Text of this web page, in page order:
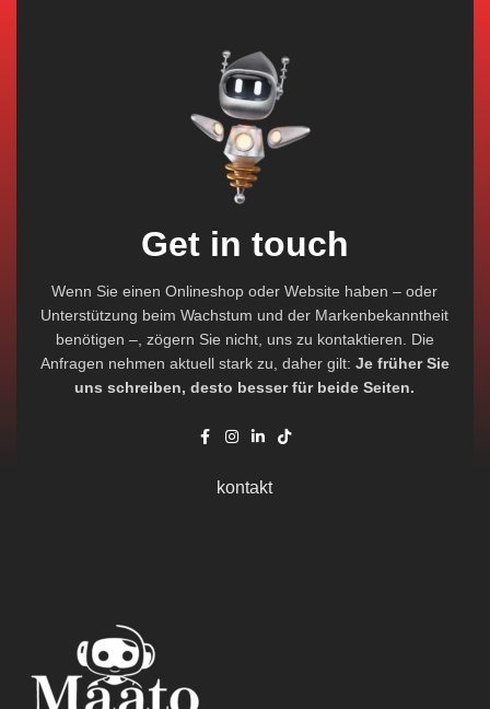
Get in touch
Wenn Sie einen Onlineshop oder Website haben – oder
Unterstützung beim Wachstum und der Markenbekanntheit
benötigen –, zögern Sie nicht, uns zu kontaktieren. Die
Anfragen nehmen aktuell stark zu, daher gilt: Je früher Sie
uns schreiben, desto besser für beide Seiten.
kontakt